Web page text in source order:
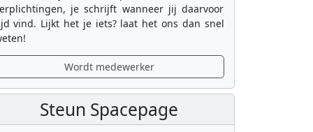
je schrijft wanneer jij daarvoor
vind. Lijkt het je iets? laat het ons dan snel
Wordt medewerker
Steun Spacepage